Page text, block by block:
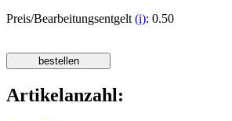
Preis/Bearbeitungsentgelt(i): 0.50
Artikelanzahl: